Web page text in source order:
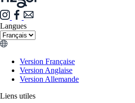
Langues
Version Française
Version Anglaise
Version Allemande
Liens utiles